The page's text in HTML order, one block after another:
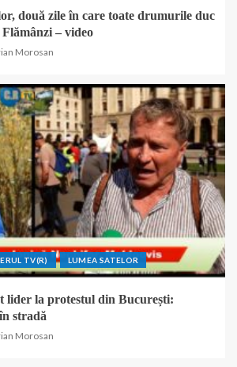
două zile în care toate drumurile duc
– video
Morosan
TV(R) LUMEA SATELOR
lider la protestul din București:
stradă
Morosan